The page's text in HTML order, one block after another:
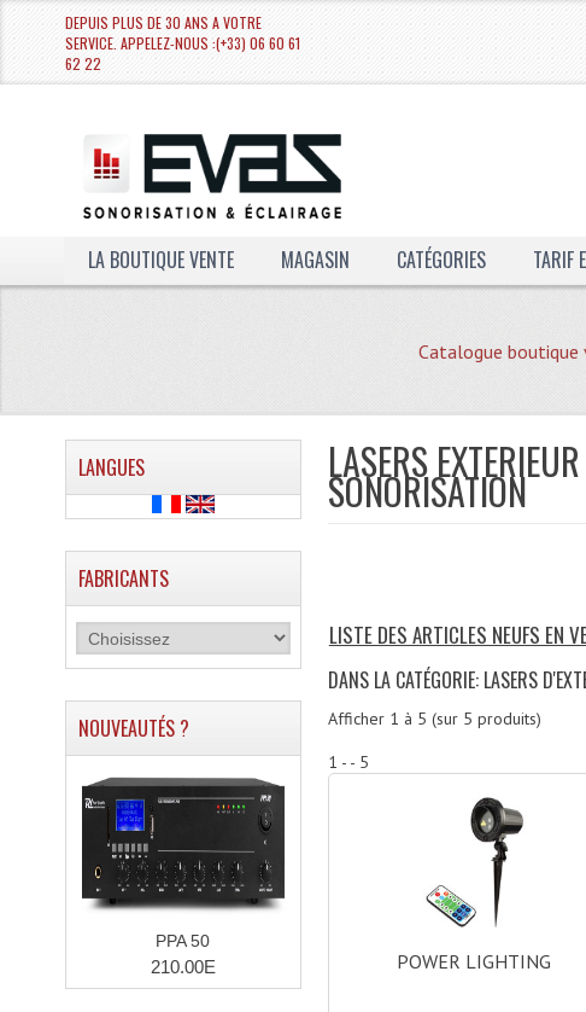
DEPUIS PLUS DE 30 ANS A VOTRE
SERVICE. APPELEZ-NOUS :(+33) 06 60 61
62 22
LA BOUTIQUE VENTE MAGASIN CATÉGORIES TARIF
Catalogue boutique
LASERS
SONORISATION
LISTE DES ARTICLES NEUFS EN
DANS LA CATÉGORIE: LASERS
Afficher 1 à 5 (sur 5 produits)
1 - - 5
POWER LIGHTING
LANGUES
FABRICANTS
NOUVEAUTÉS ?
PPA 50
210.00E